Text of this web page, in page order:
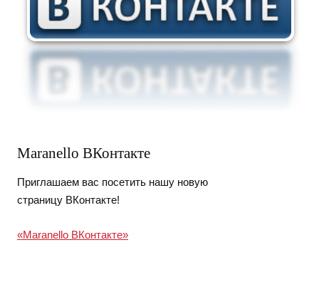
Maranello ВКонтакте
Приглашаем вас посетить нашу новую
страницу ВКонтакте!
«Maranello ВКонтакте»